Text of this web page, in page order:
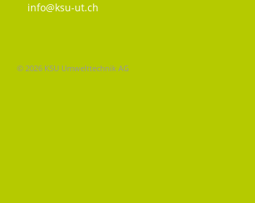
info@ksu-ut.ch
© 2026 KSU Umwelttechnik AG